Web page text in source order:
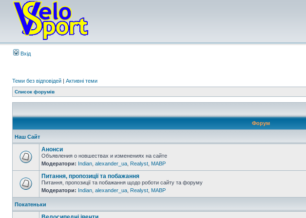
Вхід
Теми без відповідей | Активні теми
Список форумів
Форум
Наш Сайт
Анонси
Объявления о новшествах и изменениях на сайте
Модератори: Indian alexander_ua Realyst MABP
Питання, пропозиції та побажання
Питання, пропозиції та побажання щодо роботи сайту та форуму
Модератори: Indian alexander_ua Realyst MABP
Покатеньки